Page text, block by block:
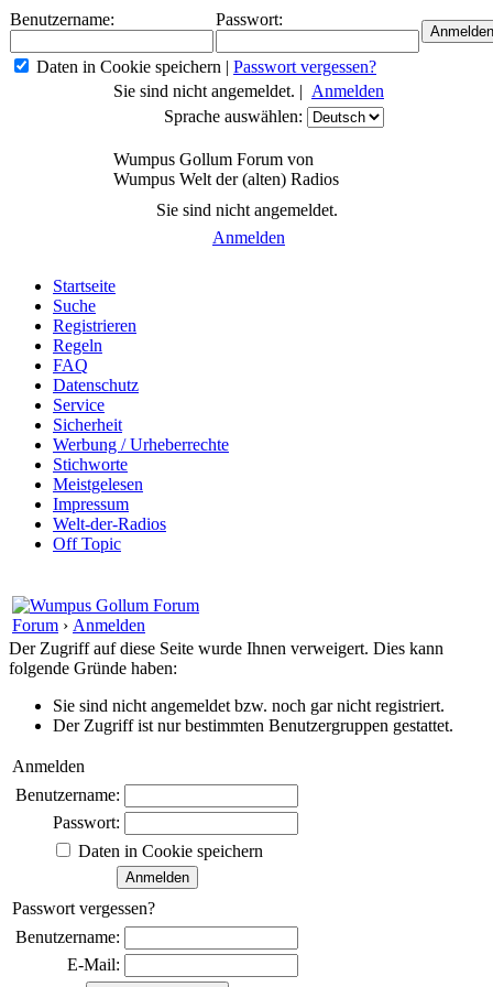
Benutzername: Passwort:
Daten in Cookie speichern | Passwort vergessen?
Sie sind nicht angemeldet. | Anmelden
Sprache auswählen:
Wumpus Gollum Forum von
Wumpus Welt der (alten) Radios
Sie sind nicht angemeldet.
Anmelden
Startseite
Suche
Registrieren
Regeln
FAQ
Datenschutz
Service
Sicherheit
Werbung / Urheberrechte
Stichworte
Meistgelesen
Impressum
Welt-der-Radios
Off Topic
Forum › Anmelden
Der Zugriff auf diese Seite wurde Ihnen verweigert. Dies kann
folgende Gründe haben:
Sie sind nicht angemeldet bzw. noch gar nicht registriert.
Der Zugriff ist nur bestimmten Benutzergruppen gestattet.
Anmelden
Benutzername:
Passwort:
Daten in Cookie speichern
Passwort vergessen?
Benutzername:
E-Mail: